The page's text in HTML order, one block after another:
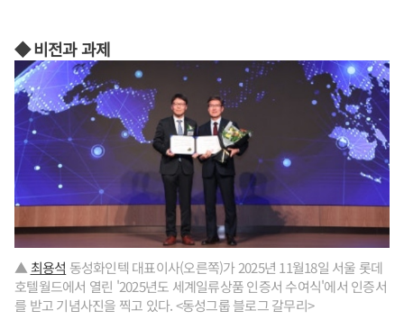
◆ 비전과 과제
▲ 최용석 동성화인텍 대표이사(오른쪽)가 2025년 11월18일 서울 롯데
호텔월드에서 열린 '2025년도 세계일류상품 인증서 수여식'에서 인증서
를 받고 기념사진을 찍고 있다. <동성그룹 블로그 갈무리>